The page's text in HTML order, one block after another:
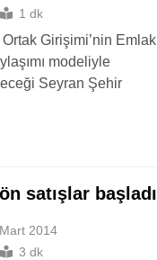
1 dk
Girişimi’nin Emlak
modeliyle
Seyran Şehir
satışlar başladı
2014
3 dk